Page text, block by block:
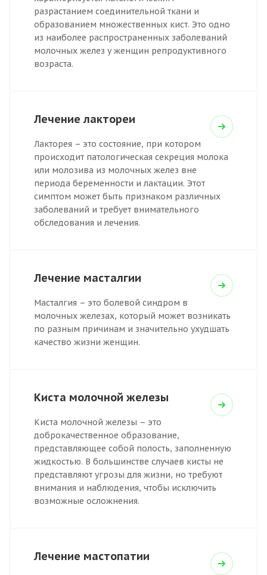
разрастанием соединительной ткани и
образованием множественных кист. Это одно
из наиболее распространенных заболеваний
молочных желез у женщин репродуктивного
возраста.
Лечение лактореи
Лакторея – это состояние, при котором
происходит патологическая секреция молока
или молозива из молочных желез вне
периода беременности и лактации. Этот
симптом может быть признаком различных
заболеваний и требует внимательного
обследования и лечения.
Лечение масталгии
Масталгия – это болевой синдром в
молочных железах, который может возникать
по разным причинам и значительно ухудшать
качество жизни женщин.
Киста молочной железы
Киста молочной железы – это
доброкачественное образование,
представляющее собой полость, заполненную
жидкостью. В большинстве случаев кисты не
представляют угрозы для жизни, но требуют
внимания и наблюдения, чтобы исключить
возможные осложнения.
Лечение мастопатии